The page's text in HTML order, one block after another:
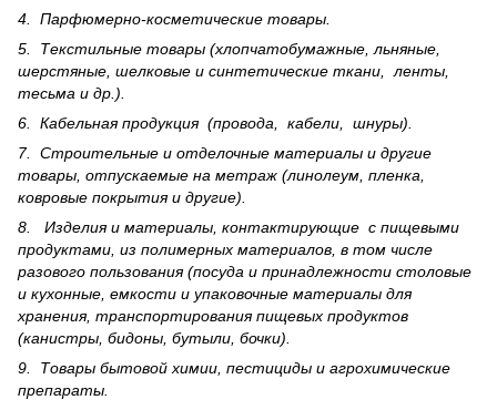
4. Парфюмерно-косметические товары.
5. Текстильные товары (хлопчатобумажные, льняные,
шерс­тя­ные, шелковые и синтетические ткани, ленты,
тесьма и др.).
6. Кабельная продукция (провода, кабели, шнуры).
7. Строительные и отделочные материалы и другие
товары, отпускаемые на метраж (линолеум, пленка,
ковровые покрытия и другие).
8. Изделия и материалы, контактирующие с пищевыми
продуктами, из полимерных материалов, в том числе
разового пользования (посуда и принадлежности столовые
и кухонные, емкости и упаковочные материалы для
хранения, транспортирования пищевых продуктов
(канистры, бидоны, бутыли, бочки).
9. Товары бытовой химии, пестициды и агрохи­мические
препараты.